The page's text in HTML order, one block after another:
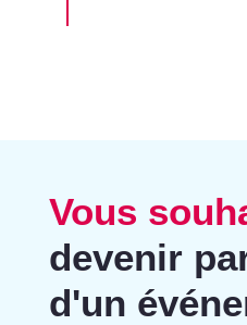
Vous
devenir
d'un